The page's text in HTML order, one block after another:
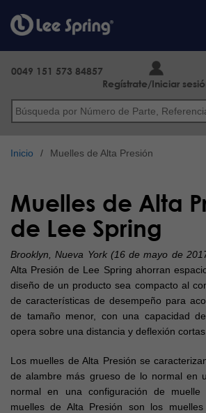
contenido
principal
Buscar
0049 151 573 84857
Regístrate/Iniciar
Inicio Muelles de Alta Presión
Muelles de Alta
de Lee Spring
Brooklyn, Nueva York (16 de mayo de
Alta Presión de Lee Spring ahorran
diseño de un producto sea compacto al
de características de desempeño para
de tamaño menor, con una capacidad
opera sobre una distancia y deflexión
Los muelles de Alta Presión se
de alambre más grueso de lo normal en
normal en una configuración de muelle
muelles de Alta Presión son los